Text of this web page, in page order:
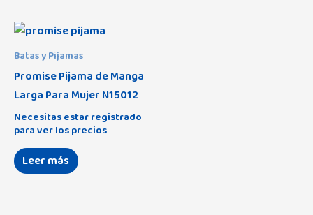
Batas y Pijamas
Promise Pijama de Manga
Larga Para Mujer N15012
Necesitas estar registrado
para ver los precios
Leer más